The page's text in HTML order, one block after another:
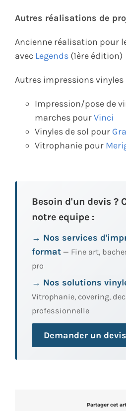
Autres réalisations de
Ancienne réalisation pour
avec Legends(1ère édition)
Autres impressions vinyles
Impression/pose de
marches pourVinci
Vinyles de sol pour
Vitrophanie pour
Besoin d'un devis ?
notre equipe :
→ Nos services
format — Fine art,
pro
→ Nos solutions
Vitrophanie, covering,
professionnelle
Demander un
Partager cet